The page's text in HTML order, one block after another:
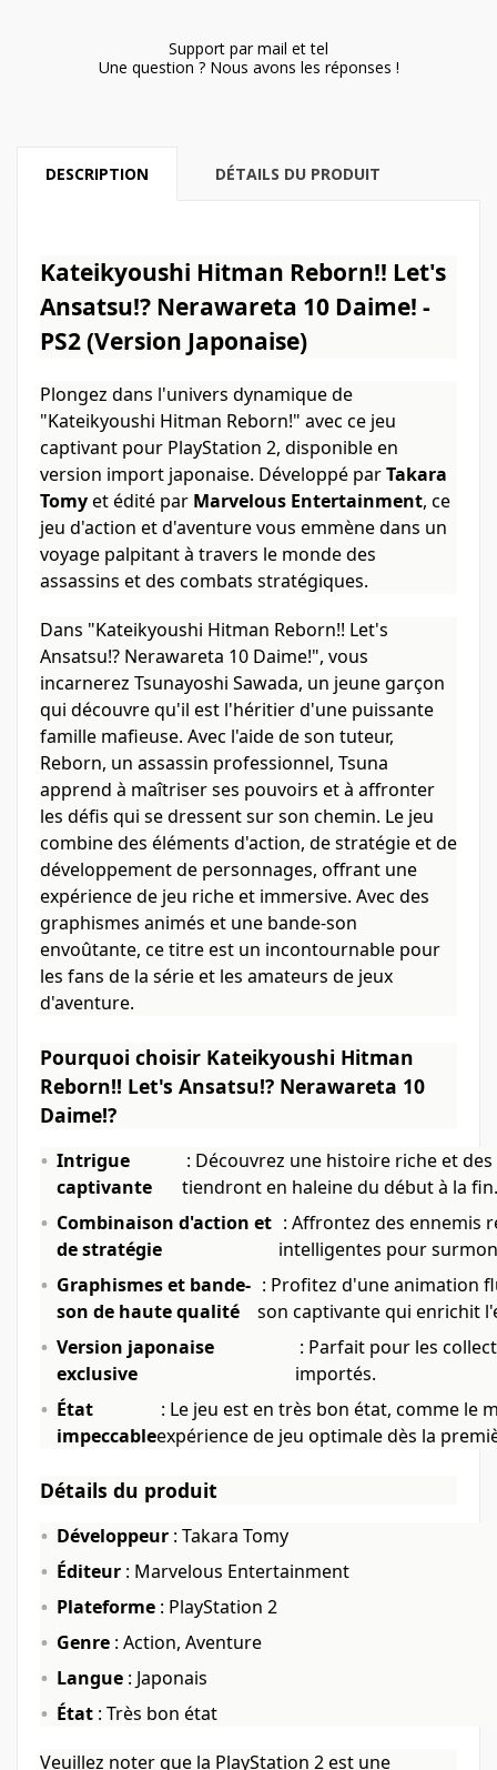
Support par mail et tel
Une question ? Nous avons les réponses !
DESCRIPTION DÉTAILS DU PRODUIT
Kateikyoushi Hitman Reborn!! Let's
Ansatsu!? Nerawareta 10 Daime! -
PS2 (Version Japonaise)
Plongez dans l'univers dynamique de
"Kateikyoushi Hitman Reborn!" avec ce jeu
captivant pour PlayStation 2, disponible en
version import japonaise. Développé parTakara
Tomyet édité par Marvelous Entertainment, ce
jeu d'action et d'aventure vous emmène dans un
voyage palpitant à travers le monde des
assassins et des combats stratégiques.
Dans "Kateikyoushi Hitman Reborn!! Let's
Ansatsu!? Nerawareta 10 Daime!", vous
incarnerez Tsunayoshi Sawada, un jeune garçon
qui découvre qu'il est l'héritier d'une puissante
famille mafieuse. Avec l'aide de son tuteur,
Reborn, un assassin professionnel, Tsuna
apprend à maîtriser ses pouvoirs et à affronter
les défis qui se dressent sur son chemin. Le jeu
combine des éléments d'action, de stratégie et de
développement de personnages, offrant une
expérience de jeu riche et immersive. Avec des
graphismes animés et une bande-son
envoûtante, ce titre est un incontournable pour
les fans de la série et les amateurs de jeux
d'aventure.
Pourquoi choisir Kateikyoushi Hitman
Reborn!! Let's Ansatsu!? Nerawareta 10
Daime!?
Intrigue
captivante
: Découvrez une histoire riche et
tiendront en haleine du début à la
Combinaison d'action et
de stratégie
: Affrontez des ennemis
intelligentes pour
Graphismes et bande-
son de haute qualité
: Profitez d'une animation
son captivante qui enrichit
Version japonaise
exclusive
: Parfait pour les
importés.
État
impeccable
: Le jeu est en très bon état, comme le
expérience de jeu optimale dès la
Détails du produit
Développeur : Takara Tomy
Éditeur : Marvelous Entertainment
Plateforme : PlayStation 2
Genre : Action, Aventure
Langue : Japonais
État : Très bon état
Veuillez noter que la PlayStation 2 est une